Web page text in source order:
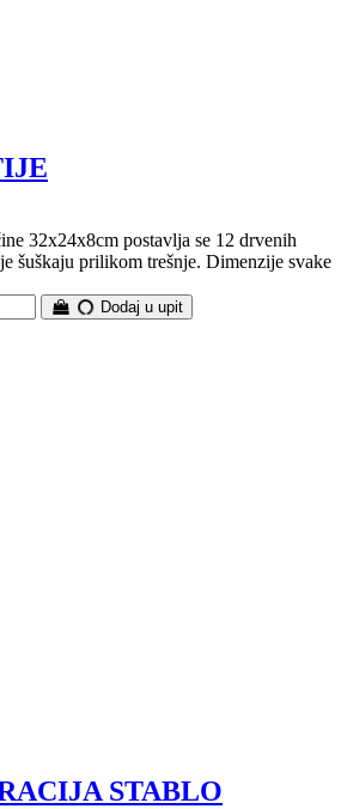
32x24x8cm postavlja se 12 drvenih
šuškaju prilikom trešnje. Dimenzije svake
Dodaj u upit
STABLO